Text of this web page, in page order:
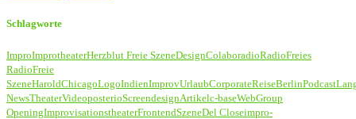
Schlagworte
ImproImprotheaterHerzblut Freie SzeneDesignColaboradioRadioFreies
RadioFreie
SzeneHaroldChicagoLogoIndienImprovUrlaubCorporateReiseBerlinPodcast
NewsTheaterVideoposterioScreendesignArtikelc-baseWebGroup
OpeningImprovisationstheaterFrontendSzeneDel Closeimpro-